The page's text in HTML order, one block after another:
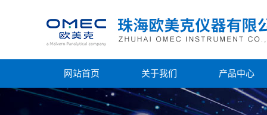
网站首页 关于我们 产品中心